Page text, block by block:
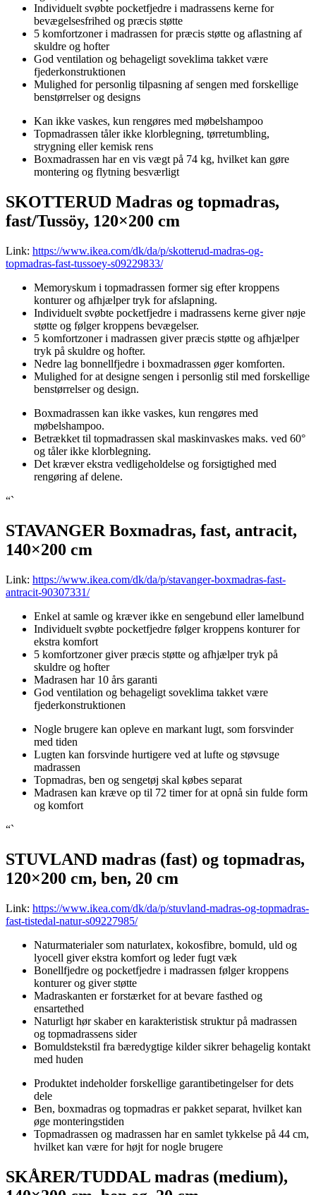
Individuelt svøbte pocketfjedre i madrassens kerne for
bevægelsesfrihed og præcis støtte
5 komfortzoner i madrassen for præcis støtte og aflastning af
skuldre og hofter
God ventilation og behageligt soveklima takket være
fjederkonstruktionen
Mulighed for personlig tilpasning af sengen med forskellige
benstørrelser og designs
Kan ikke vaskes, kun rengøres med møbelshampoo
Topmadrassen tåler ikke klorblegning, tørretumbling,
strygning eller kemisk rens
Boxmadrassen har en vis vægt på 74 kg, hvilket kan gøre
montering og flytning besværligt
SKOTTERUD Madras og topmadras,
fast/Tussöy, 120×200 cm
Link: https://www.ikea.com/dk/da/p/skotterud-madras-og-
topmadras-fast-tussoey-s09229833/
Memoryskum i topmadrassen former sig efter kroppens
konturer og afhjælper tryk for afslapning.
Individuelt svøbte pocketfjedre i madrassens kerne giver nøje
støtte og følger kroppens bevægelser.
5 komfortzoner i madrassen giver præcis støtte og afhjælper
tryk på skuldre og hofter.
Nedre lag bonnellfjedre i boxmadrassen øger komforten.
Mulighed for at designe sengen i personlig stil med forskellige
benstørrelser og design.
Boxmadrassen kan ikke vaskes, kun rengøres med
møbelshampoo.
Betrækket til topmadrassen skal maskinvaskes maks. ved 60°
og tåler ikke klorblegning.
Det kræver ekstra vedligeholdelse og forsigtighed med
rengøring af delene.
“`
STAVANGER Boxmadras, fast, antracit,
140×200 cm
Link: https://www.ikea.com/dk/da/p/stavanger-boxmadras-fast-
antracit-90307331/
Enkel at samle og kræver ikke en sengebund eller lamelbund
Individuelt svøbte pocketfjedre følger kroppens konturer for
ekstra komfort
5 komfortzoner giver præcis støtte og afhjælper tryk på
skuldre og hofter
Madrasen har 10 års garanti
God ventilation og behageligt soveklima takket være
fjederkonstruktionen
Nogle brugere kan opleve en markant lugt, som forsvinder
med tiden
Lugten kan forsvinde hurtigere ved at lufte og støvsuge
madrassen
Topmadras, ben og sengetøj skal købes separat
Madrasen kan kræve op til 72 timer for at opnå sin fulde form
og komfort
“`
STUVLAND madras (fast) og topmadras,
120×200 cm, ben, 20 cm
Link: https://www.ikea.com/dk/da/p/stuvland-madras-og-topmadras-
fast-tistedal-natur-s09227985/
Naturmaterialer som naturlatex, kokosfibre, bomuld, uld og
lyocell giver ekstra komfort og leder fugt væk
Bonellfjedre og pocketfjedre i madrassen følger kroppens
konturer og giver støtte
Madraskanten er forstærket for at bevare fasthed og
ensartethed
Naturligt hør skaber en karakteristisk struktur på madrassen
og topmadrassens sider
Bomuldstekstil fra bæredygtige kilder sikrer behagelig kontakt
med huden
Produktet indeholder forskellige garantibetingelser for dets
dele
Ben, boxmadras og topmadras er pakket separat, hvilket kan
øge monteringstiden
Topmadrassen og madrassen har en samlet tykkelse på 44 cm,
hvilket kan være for højt for nogle brugere
SKÅRER/TUDDAL madras (medium),